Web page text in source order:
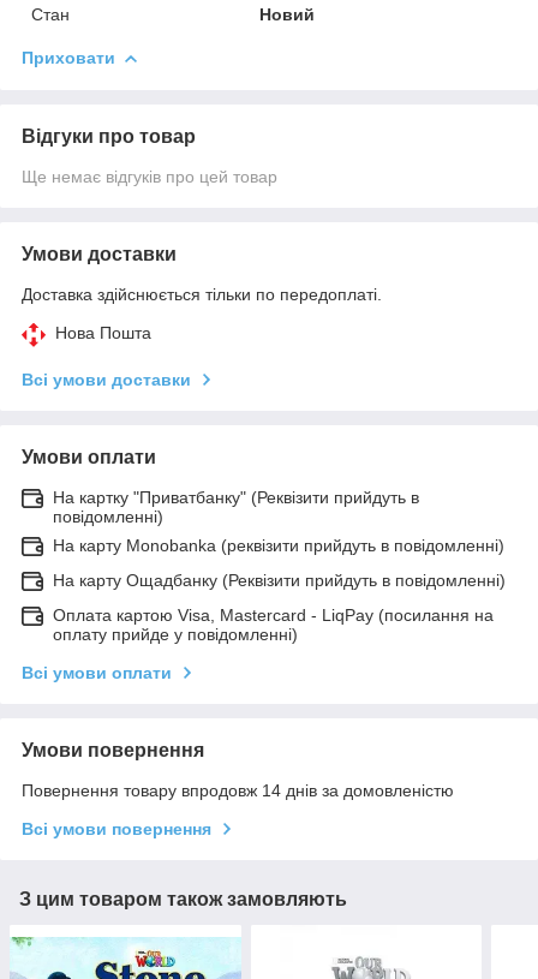
Стан
Новий
Приховати
Відгуки про товар
Ще немає відгуків про цей товар
Умови доставки
Доставка здійснюється тільки по передоплаті.
Нова Пошта
Всі умови доставки
Умови оплати
На картку "Приватбанку" (Реквізити прийдуть в
повідомленні)
На карту Monobanka (реквізити прийдуть в повідомленні)
На карту Ощадбанку (Реквізити прийдуть в повідомленні)
Оплата картою Visa, Mastercard - LiqPay (посилання на
оплату прийде у повідомленні)
Всі умови оплати
Умови повернення
Повернення товару впродовж 14 днів за домовленістю
Всі умови повернення
З цим товаром також замовляють